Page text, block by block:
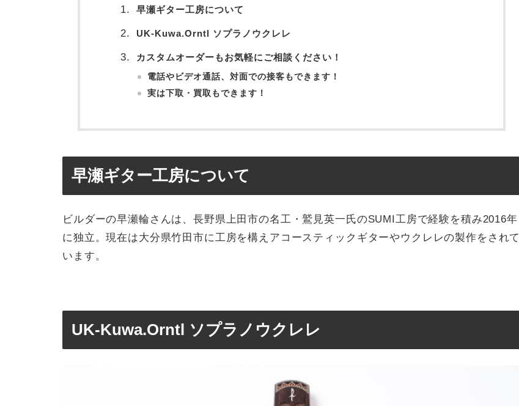
早瀬ギター工房について
UK-Kuwa.Orntl ソプラノウクレレ
カスタムオーダーもお気軽にご相談ください！
電話やビデオ通話、対面での接客もできます！
実は下取・買取もできます！
早瀬ギター工房について
ビルダーの早瀬輪さんは、長野県上田市の名工・鷲見英一氏のSUMI工房で経験を積み2016年
に独立。現在は大分県竹田市に工房を構えアコースティックギターやウクレレの製作をされて
います。
UK-Kuwa.Orntl ソプラノウクレレ